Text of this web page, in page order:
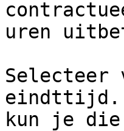
uren
Selecteer
eindttijd.
kun je